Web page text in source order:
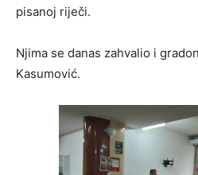
pisanoj riječi.
Njima se danas zahvalio i
Kasumović.